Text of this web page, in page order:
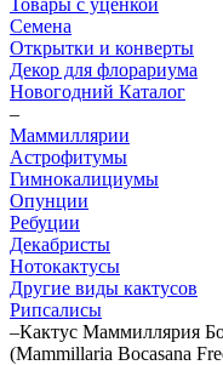
Товары с уценкой
Семена
Открытки и конверты
Декор для флорариума
Новогодний Каталог
–
Маммиллярии
Астрофитумы
Гимнокалициумы
Опунции
Ребуции
Декабристы
Нотокактусы
Другие виды кактусов
Рипсалисы
–Кактус Маммиллярия
(Mammillaria Bocasana